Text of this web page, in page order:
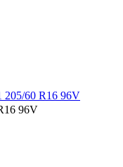
96V